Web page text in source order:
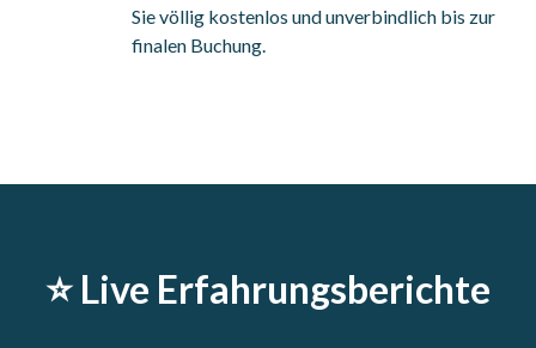
Sie völlig kostenlos und unverbindlich bis zur
finalen Buchung.
⭐️ Live Erfahrungsberichte